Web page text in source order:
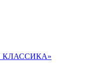
КЛАССИКА»